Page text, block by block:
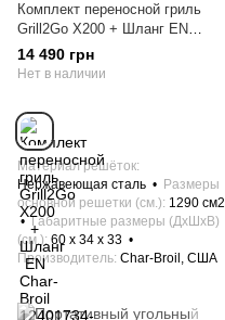
Комплект переносной гриль
Grill2Go X200 + Шланг EN
Char-Broil 12401734-EN
14 490 грн
Нет в наличии
Материал решёток
Нержавеющая сталь
Размеры
основной решетки (см.) 1290 см2
Габаритные размеры (ДхШхВ)
(см.) 60 х 34 x 33
Производитель Char-Broil, США